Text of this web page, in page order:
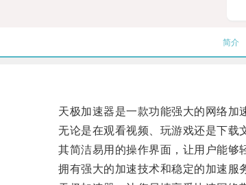
简介
天极加速器是一款功能强大的网络加速
无论是在观看视频、玩游戏还是下载文
其简洁易用的操作界面，让用户能够轻
拥有强大的加速技术和稳定的加速服